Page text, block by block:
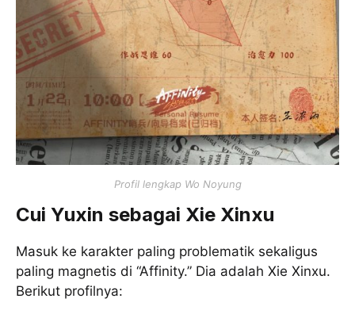
Profil lengkap Wo Noyung
Cui Yuxin sebagai Xie Xinxu
Masuk ke karakter paling problematik sekaligus
paling magnetis di “Affinity.” Dia adalah Xie Xinxu.
Berikut profilnya: